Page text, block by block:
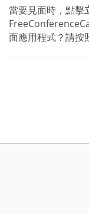
當要見面時，點擊
面應用程式？請按